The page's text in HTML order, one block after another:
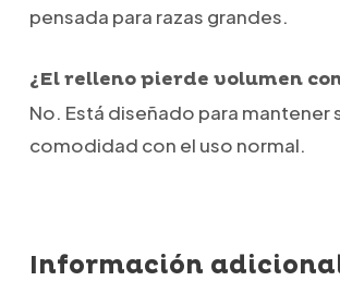
pensada para razas grandes.
¿El relleno pierde volumen
No. Está diseñado para mantener
comodidad con el uso normal.
Información